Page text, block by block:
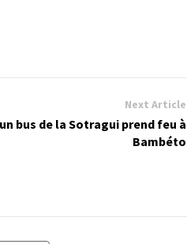
Next Article
bus de la Sotragui prend feu à
Bambéto